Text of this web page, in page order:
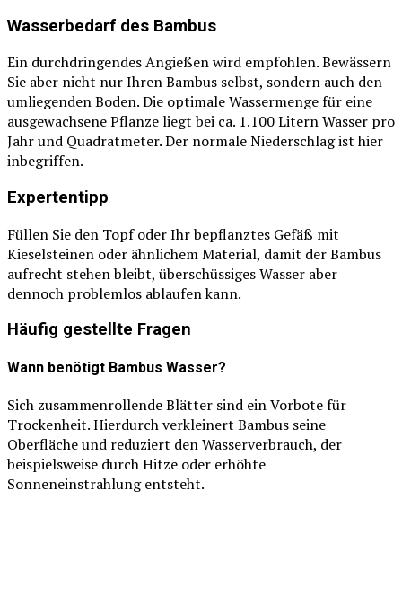
Wasserbedarf des Bambus
Ein durchdringendes Angießen wird empfohlen. Bewässern
Sie aber nicht nur Ihren Bambus selbst, sondern auch den
umliegenden Boden. Die optimale Wassermenge für eine
ausgewachsene Pflanze liegt bei ca. 1.100 Litern Wasser pro
Jahr und Quadratmeter. Der normale Niederschlag ist hier
inbegriffen.
Expertentipp
Füllen Sie den Topf oder Ihr bepflanztes Gefäß mit
Kieselsteinen oder ähnlichem Material, damit der Bambus
aufrecht stehen bleibt, überschüssiges Wasser aber
dennoch problemlos ablaufen kann.
Häufig gestellte Fragen
Wann benötigt Bambus Wasser?
Sich zusammenrollende Blätter sind ein Vorbote für
Trockenheit. Hierdurch verkleinert Bambus seine
Oberfläche und reduziert den Wasserverbrauch, der
beispielsweise durch Hitze oder erhöhte
Sonneneinstrahlung entsteht.